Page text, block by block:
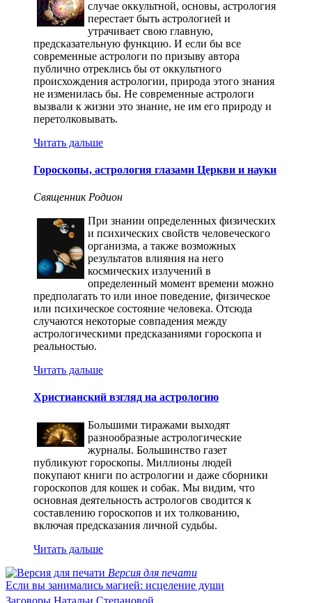
случае оккультной, основы, астрология
перестает быть астрологией и
утрачивает свою главную,
предсказательную функцию. И если бы все
современные астрологи по призыву автора
публично отреклись бы от оккультного
происхождения астрологии, природа этого знания
не изменилась бы. Не современные астрологи
вызвали к жизни это знание, не им его природу и
перетолковывать.
Читать дальше
Гороскопы, астрология глазами Церкви и науки
Священник Родион
При знании определенных физических
и психических свойств человеческого
организма, а также возможных
результатов влияния на него
космических излучений в
определенный момент времени можно
предполагать то или иное поведение, физическое
или психическое состояние человека. Отсюда
случаются некоторые совпадения между
астрологическими предсказаниями гороскопа и
реальностью.
Читать дальше
Христианский взгляд на астрологию
Большими тиражами выходят
разнообразные астрологические
журналы. Большинство газет
публикуют гороскопы. Миллионы людей
покупают книги по астрологии и даже сборники
гороскопов для кошек и собак. Мы видим, что
основная деятельность астрологов сводится к
составлению гороскопов и их толкованию,
включая предсказания личной судьбы.
Читать дальше
Версия для печати
Если вы занимались магией: исцеление души
Заговоры Натальи Степановой